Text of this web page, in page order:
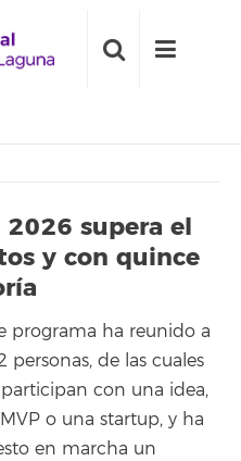
supera el
y con quince
programa ha reunido a
personas, de las cuales
con una idea,
o una startup, y ha
en marcha un